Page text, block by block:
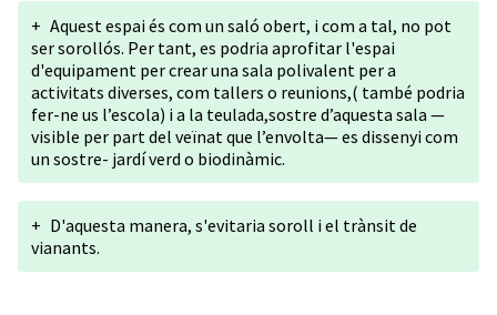
+ Aquest espai és com un saló obert, i com a tal, no pot
ser sorollós. Per tant, es podria aprofitar l'espai
d'equipament per crear una sala polivalent per a
activitats diverses, com tallers o reunions,( també podria
fer-ne us l’escola) i a la teulada,sostre d’aquesta sala —
visible per part del veïnat que l’envolta— es dissenyi com
un sostre- jardí verd o biodinàmic.
+ D'aquesta manera, s'evitaria soroll i el trànsit de
vianants.